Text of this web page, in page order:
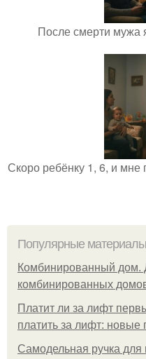
После смерти мужа
Скоро ребёнку 1, 6, и мне
Популярные материалы
Комбинированный дом.
комбинированных
Платит ли за лифт
платить за лифт: новые
Самодельная ручка для